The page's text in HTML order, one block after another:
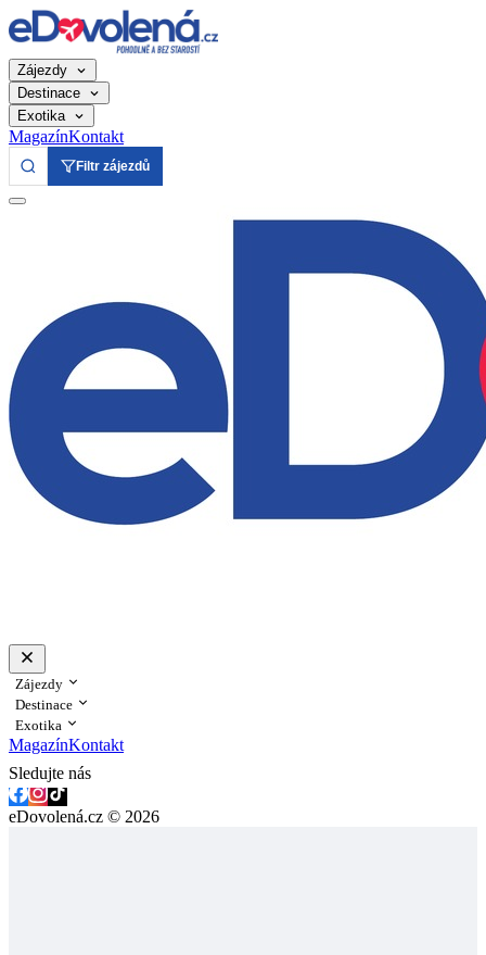
Zájezdy
Destinace
Exotika
MagazínKontakt
Filtr zájezdů
Zájezdy
Destinace
Exotika
MagazínKontakt
Sledujte nás
eDovolená.cz © 2026